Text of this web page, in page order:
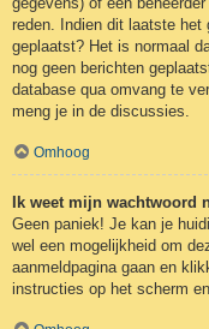
reden. Indien dit laatste
geplaatst? Het is normaal
nog geen berichten
database qua omvang te
meng je in de discussies.
Omhoog
Ik weet mijn wachtwoord
Geen paniek! Je kan je
wel een mogelijkheid om
aanmeldpagina gaan en
instructies op het scherm